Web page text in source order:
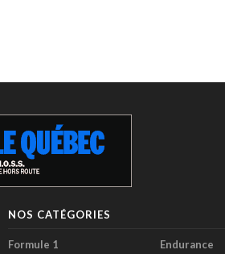
NOS CATÉGORIES
Formule 1 Endurance